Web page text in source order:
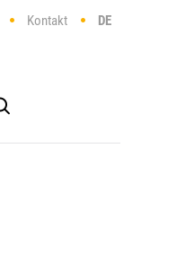
Kontakt DE